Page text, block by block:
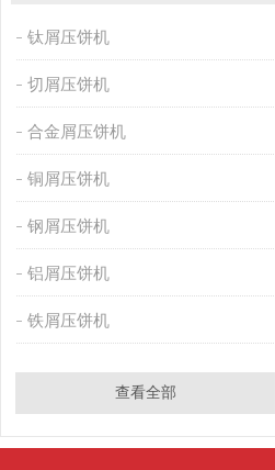
钛屑压饼机
切屑压饼机
合金屑压饼机
铜屑压饼机
钢屑压饼机
铝屑压饼机
铁屑压饼机
查看全部